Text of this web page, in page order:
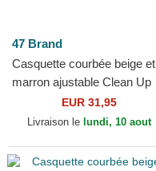
47 Brand
Casquette courbée beige et
marron ajustable Clean Up
Mini Script Suede Visor
Boston Red Sox MLB...
EUR 31,95
Livraison le lundi, 10 aout